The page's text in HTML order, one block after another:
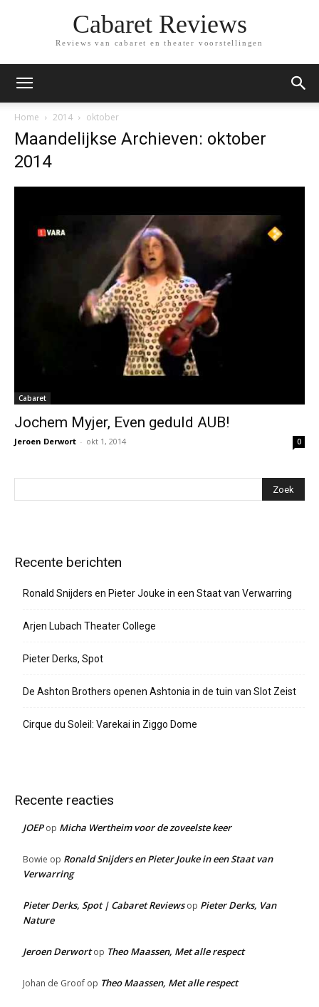
Cabaret Reviews
Reviews van cabaret en theater voorstellingen
Home 2014 oktober
Maandelijkse Archieven: oktober
2014
Cabaret
Jochem Myjer, Even geduld AUB!
Jeroen Derwort - okt 1, 2014 0
Recente berichten
Ronald Snijders en Pieter Jouke in een Staat van Verwarring
Arjen Lubach Theater College
Pieter Derks, Spot
De Ashton Brothers openen Ashtonia in de tuin van Slot Zeist
Cirque du Soleil: Varekai in Ziggo Dome
Recente reacties
JOEPop Micha Wertheim voor de zoveelste keer
Bowie op Ronald Snijders en Pieter Jouke in een Staat van
Verwarring
Pieter Derks, Spot | Cabaret Reviewsop Pieter Derks, Van
Nature
Jeroen Derwortop Theo Maassen, Met alle respect
Johan de Groof op Theo Maassen, Met alle respect